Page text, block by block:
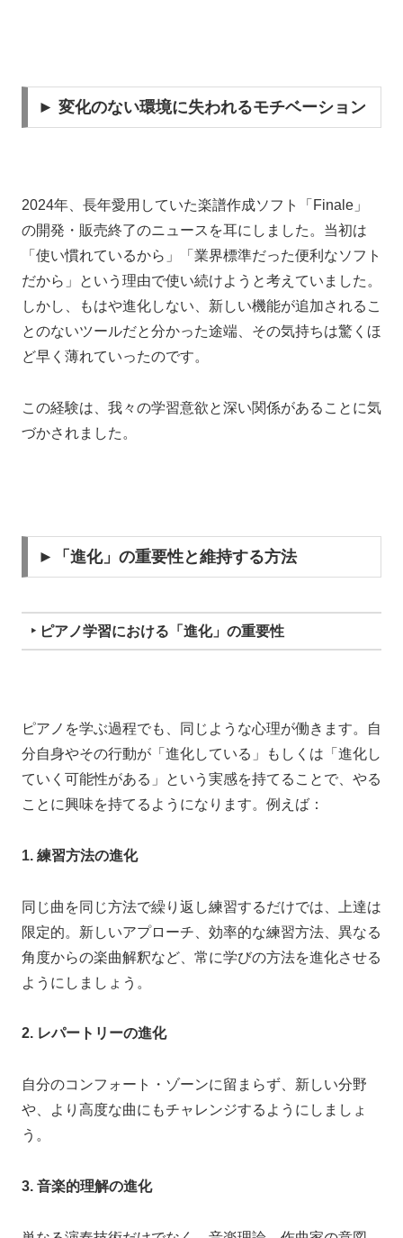
► 変化のない環境に失われるモチベーション
2024年、長年愛用していた楽譜作成ソフト「Finale」
の開発・販売終了のニュースを耳にしました。当初は
「使い慣れているから」「業界標準だった便利なソフト
だから」という理由で使い続けようと考えていました。
しかし、もはや進化しない、新しい機能が追加されるこ
とのないツールだと分かった途端、その気持ちは驚くほ
ど早く薄れていったのです。
この経験は、我々の学習意欲と深い関係があることに気
づかされました。
►「進化」の重要性と維持する方法
‣ ピアノ学習における「進化」の重要性
ピアノを学ぶ過程でも、同じような心理が働きます。自
分自身やその行動が「進化している」もしくは「進化し
ていく可能性がある」という実感を持てることで、やる
ことに興味を持てるようになります。例えば：
1. 練習方法の進化
同じ曲を同じ方法で繰り返し練習するだけでは、上達は
限定的。新しいアプローチ、効率的な練習方法、異なる
角度からの楽曲解釈など、常に学びの方法を進化させる
ようにしましょう。
2. レパートリーの進化
自分のコンフォート・ゾーンに留まらず、新しい分野
や、より高度な曲にもチャレンジするようにしましょ
う。
3. 音楽的理解の進化